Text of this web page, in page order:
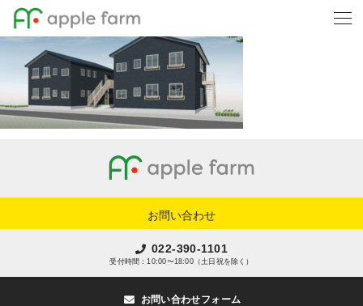
お問い合わせ
022-390-1101
受付時間：10:00〜18:00（土日祝を除く）
お問い合わせフォーム